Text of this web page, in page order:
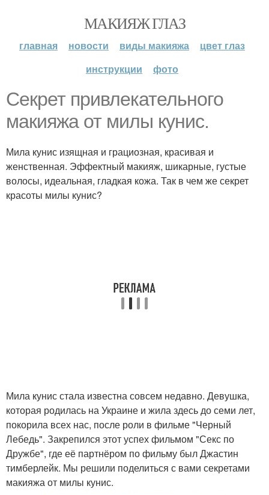
МАКИЯЖ ГЛАЗ
главная новости виды макияжа
цвет глаз
инструкции
фото
Секрет привлекательного
макияжа от милы кунис.
Мила кунис изящная и грациозная, красивая и
женственная. Эффектный макияж, шикарные, густые
волосы, идеальная, гладкая кожа. Так в чем же секрет
красоты милы кунис?
Мила кунис стала известна совсем недавно. Девушка,
которая родилась на Украине и жила здесь до семи лет,
покорила всех нас, после роли в фильме "Черный
Лебедь". Закрепился этот успех фильмом "Секс по
Дружбе", где её партнёром по фильму был Джастин
тимберлейк. Мы решили поделиться с вами секретами
макияжа от милы кунис.